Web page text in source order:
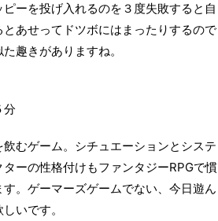
ーを投げ入れるのを３度失敗すると自
あせってドツボにはまったりするので
趣きがありますね。
分
むゲーム。シチュエーションとシステ
ーの性格付けもファンタジーRPGで慣
。ゲーマーズゲームでない、今日遊ん
いです。